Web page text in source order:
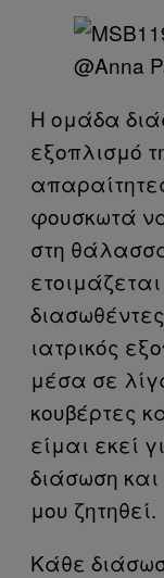
@Anna
Η ομάδα
εξοπλισμό
φουσκωτά
στη
ιατρικός
μέσα σε
κουβέρτες
είμαι εκεί
διάσωση
μου ζητηθεί.
Κάθε